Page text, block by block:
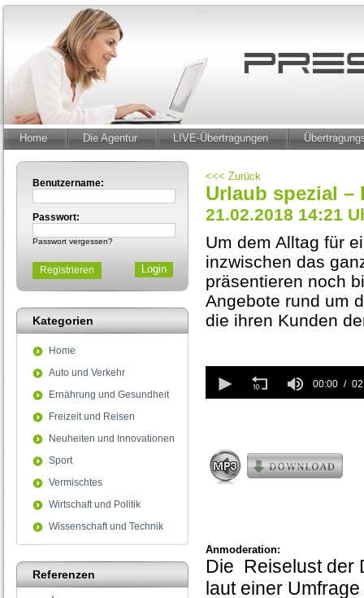
Home Die Agentur LIVE-Übertragungen
Benutzername:
Passwort:
Passwort vergessen?
Registrieren
Kategorien
Home
Auto und Verkehr
Ernährung und Gesundheit
Freizeit und Reisen
Neuheiten und Innovationen
Sport
Vermischtes
Wirtschaft und Politik
Wissenschaft und Technik
Referenzen
<<< Zurück
Urlaub spezial –
21.02.2018 14:21
Um dem Alltag für
inzwischen das
präsentieren noch
Angebote rund um
die ihren Kunden
seconds
of
seconds
00:00
Anmoderation:
Die Reiselust der
laut einer